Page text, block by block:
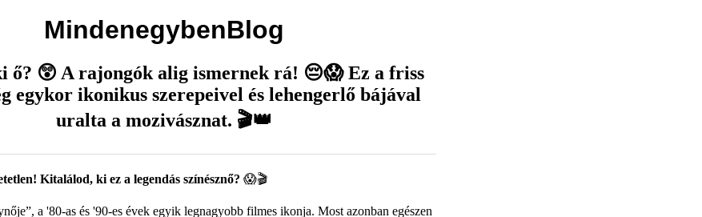
MindenegybenBlog
ő? 😲 A rajongók alig ismernek rá! 😔😱 Ez a friss
egykor ikonikus szerepeivel és lehengerlő bájával
uralta a mozivásznat. 🎬👑
Kitalálod, ki ez a legendás színésznő? 😱🎬
a '80-as és '90-es évek egyik legnagyobb filmes ikonja. Most azonban egészen